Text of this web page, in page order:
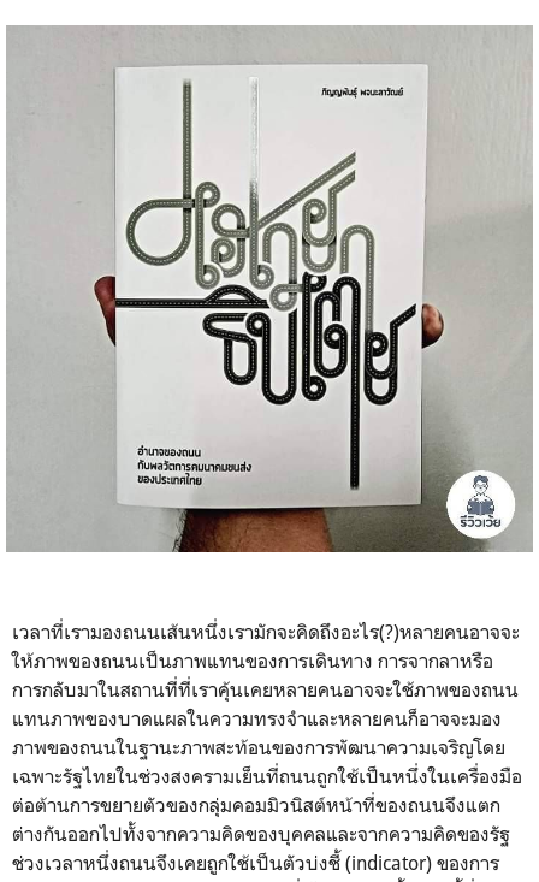
เวลาที่เรามองถนนเส้นหนึ่งเรามักจะคิดถึงอะไร(?)หลายคนอาจจะ
ให้ภาพของถนนเป็นภาพแทนของการเดินทาง การจากลาหรือ
การกลับมาในสถานที่ที่เราคุ้นเคยหลายคนอาจจะใช้ภาพของถนน
แทนภาพของบาดแผลในความทรงจำและหลายคนก็อาจจะมอง
ภาพของถนนในฐานะภาพสะท้อนของการพัฒนาความเจริญโดย
เฉพาะรัฐไทยในช่วงสงครามเย็นที่ถนนถูกใช้เป็นหนึ่งในเครื่องมือ
ต่อต้านการขยายตัวของกลุ่มคอมมิวนิสต์หน้าที่ของถนนจึงแตก
ต่างกันออกไปทั้งจากความคิดของบุคคลและจากความคิดของรัฐ
ช่วงเวลาหนึ่งถนนจึงเคยถูกใช้เป็นตัวบ่งชี้ (indicator) ของการ